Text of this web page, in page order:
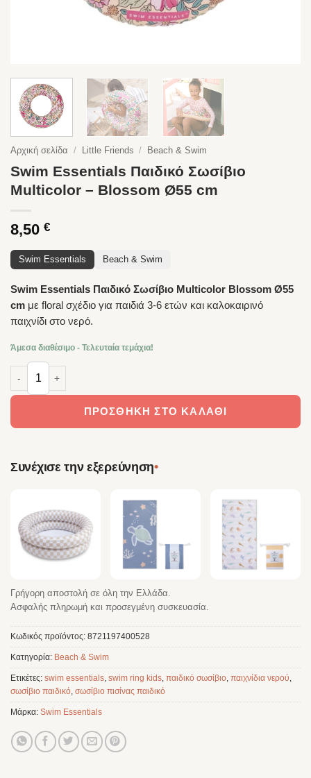
Αρχική σελίδα / Little Friends / Beach & Swim
Swim Essentials Παιδικό Σωσίβιο
Multicolor – Blossom Ø55 cm
8,50 €
Swim Essentials Beach & Swim
Swim Essentials Παιδικό Σωσίβιο Multicolor Blossom Ø55
cm με floral σχέδιο για παιδιά 3-6 ετών και καλοκαιρινό
παιχνίδι στο νερό.
Άμεσα διαθέσιμο - Τελευταία τεμάχια!
Swim Essentials Παιδικό Σωσίβιο Multicolor – Blossom Ø55 cm
ΠΡΟΣΘΉΚΗ ΣΤΟ ΚΑΛΆΘΙ
Συνέχισε την εξερεύνηση•
Γρήγορη αποστολή σε όλη την Ελλάδα.
Ασφαλής πληρωμή και προσεγμένη συσκευασία.
Κωδικός προϊόντος: 8721197400528
Κατηγορία: Beach & Swim
Ετικέτες: swim essentials, swim ring kids, παιδικό σωσίβιο, παιχνίδια νερού,
σωσίβιο παιδικό, σωσίβιο πισίνας παιδικό
Μάρκα: Swim Essentials